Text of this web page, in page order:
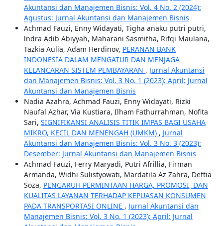
Akuntansi dan Manajemen Bisnis: Vol. 4 No. 2 (2024):
Agustus: Jurnal Akuntansi dan Manajemen Bisnis
Achmad Fauzi, Enny Widayati, Tigha anaku putri putri,
lndra Adib Abiyyah, Maharani Sasmitha, Rifqi Maulana,
Tazkia Aulia, Adam Herdinov, PERANAN BANK
INDONESIA DALAM MENGATUR DAN MENJAGA
KELANCARAN SISTEM PEMBAYARAN , Jurnal Akuntansi
dan Manajemen Bisnis: Vol. 3 No. 1 (2023): April: Jurnal
Akuntansi dan Manajemen Bisnis
Nadia Azahra, Achmad Fauzi, Enny Widayati, Rizki
Naufal Azhar, Via Kustiara, Ilham Fathurrahman, Nofita
Sari, SIGNIFIKANSI ANALISIS TITIK IMPAS BAGI USAHA
MIKRO, KECIL DAN MENENGAH (UMKM) , Jurnal
Akuntansi dan Manajemen Bisnis: Vol. 3 No. 3 (2023):
Desember: Jurnal Akuntansi dan Manajemen Bisnis
Achmad Fauzi, Ferry Maryadi, Putri Afrillia, Firman
Armanda, Widhi Sulistyowati, Mardatila Az Zahra, Deftia
Soza, PENGARUH PERMINTAAN HARGA, PROMOSI, DAN
KUALITAS LAYANAN TERHADAP KEPUASAN KONSUMEN
PADA TRANSPORTASI ONLINE , Jurnal Akuntansi dan
Manajemen Bisnis: Vol. 3 No. 1 (2023): April: Jurnal